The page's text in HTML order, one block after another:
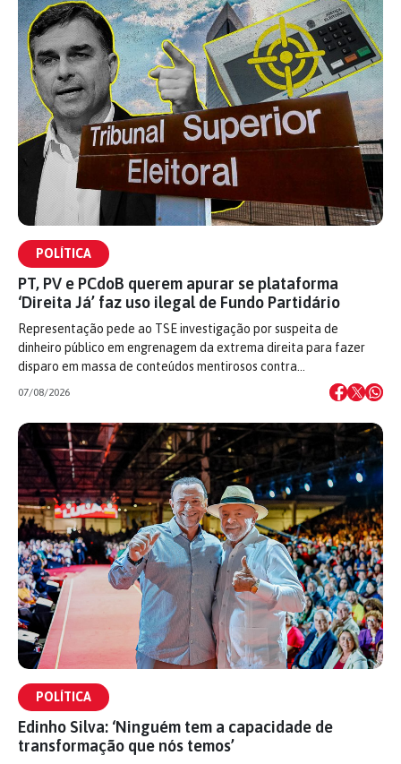
POLÍTICA
PT, PV e PCdoB querem apurar se plataforma
‘Direita Já’ faz uso ilegal de Fundo Partidário
Representação pede ao TSE investigação por suspeita de
dinheiro público em engrenagem da extrema direita para fazer
disparo em massa de conteúdos mentirosos contra…
07/08/2026
POLÍTICA
Edinho Silva: ‘Ninguém tem a capacidade de
transformação que nós temos’